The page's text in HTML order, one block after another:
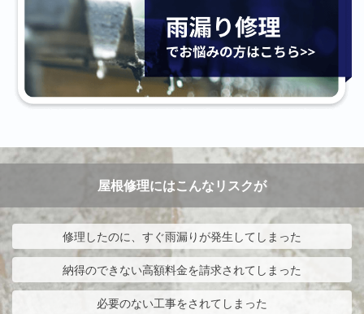
屋根修理にはこんなリスクが
修理したのに、すぐ雨漏りが発生してしまった
納得のできない高額料金を請求されてしまった
必要のない工事をされてしまった